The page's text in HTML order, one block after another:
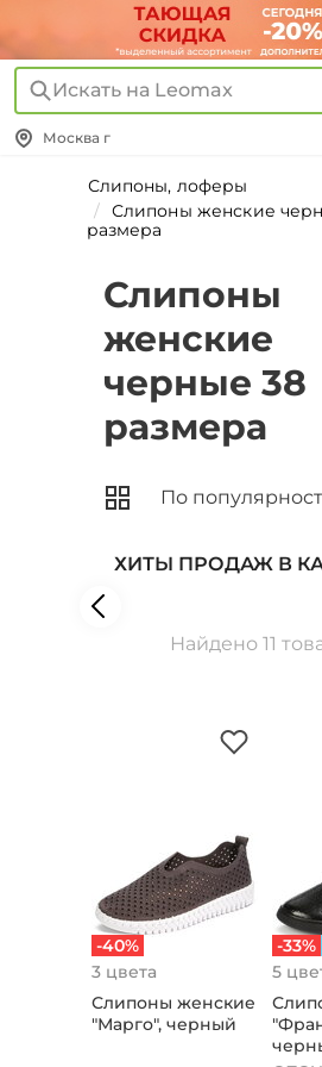
Искать на Leomax
Москва г
Слипоны, лоферы
Слипоны женские
размера
Слипоны
женские
черные 38
размера
ХИТЫ ПРОДАЖ В
Найдено 11
-40%
3 цвета
Слипоны женские
"Марго", черный
-33%
5